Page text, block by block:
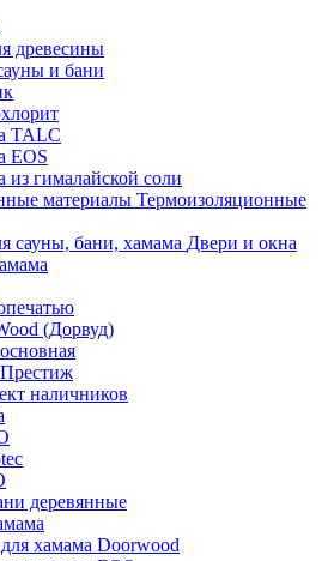
древесины
и бани
TALC
EOS
из гималайской соли
Термоизоляционные
Двери и окна
(Дорвуд)
наличников
деревянные
хамама Doorwood